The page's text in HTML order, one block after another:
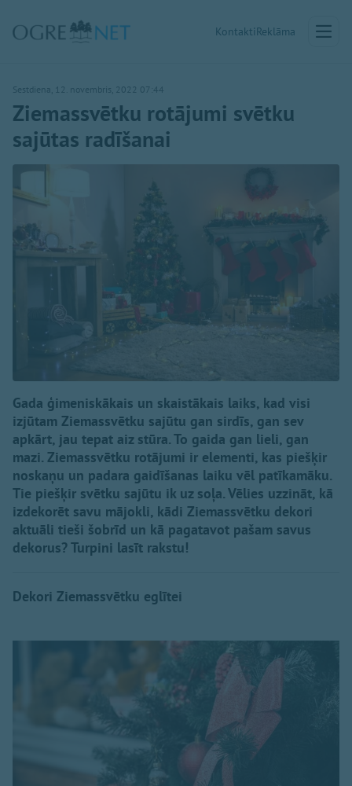
KontaktiReklāma
Sestdiena, 12. novembris, 2022 07:44
Ziemassvētku rotājumi svētku
sajūtas radīšanai
Gada ģimeniskākais un skaistākais laiks, kad visi
izjūtam Ziemassvētku sajūtu gan sirdīs, gan sev
apkārt, jau tepat aiz stūra. To gaida gan lieli, gan
mazi. Ziemassvētku rotājumi ir elementi, kas piešķir
noskaņu un padara gaidīšanas laiku vēl patīkamāku.
Tie piešķir svētku sajūtu ik uz soļa. Vēlies uzzināt, kā
izdekorēt savu mājokli, kādi Ziemassvētku dekori
aktuāli tieši šobrīd un kā pagatavot pašam savus
dekorus? Turpini lasīt rakstu!
Dekori Ziemassvētku eglītei